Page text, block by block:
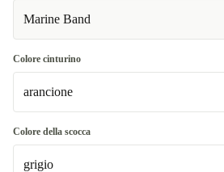
Ottimo Più venduto
Marine Band
Colore cinturino
arancione
arancione
Disponibile in altre combinazioni
Colore della scocca
grigio